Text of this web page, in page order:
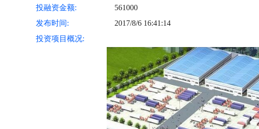
投融资金额:
561000
发布时间:
2017/8/6 16:41:14
投资项目概况: